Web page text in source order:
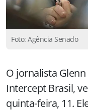
Foto: Agência Senado
O jornalista
Intercept Brasil,
quinta-feira, 11.